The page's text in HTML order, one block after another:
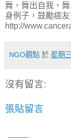
舞，舞出自我，
身例子，鼓勵癌
http://
NGO觀點 於 星期
沒有留言:
張貼留言